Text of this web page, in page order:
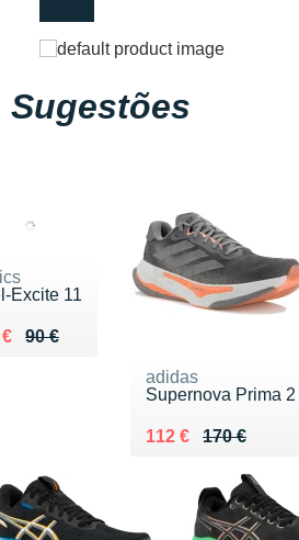
Sugestões
Excite 11
90 €
de 90 €
62 €
adidas
Supernova Prima 2
170 €
Au lieu de 170 €
112 €
Vendu 112 €